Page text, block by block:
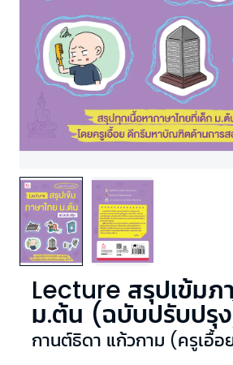
Lecture สรุปเข้มภ
ม.ต้น (ฉบับปรับปรุ
กานต์ธิดา แก้วกาม (ครูเอื้อ